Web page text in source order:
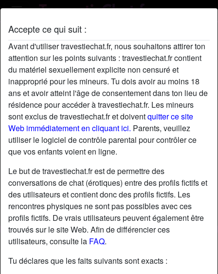
Accepte ce qui suit :
Avant d'utiliser travestiechat.fr, nous souhaitons attirer ton
attention sur les points suivants : travestiechat.fr contient
du matériel sexuellement explicite non censuré et
inapproprié pour les mineurs. Tu dois avoir au moins 18
ans et avoir atteint l'âge de consentement dans ton lieu de
résidence pour accéder à travestiechat.fr. Les mineurs
sont exclus de travestiechat.fr et doiventquitter ce site
Web immédiatement en cliquant ici. Parents, veuillez
utiliser le logiciel de contrôle parental pour contrôler ce
que vos enfants voient en ligne.
Le but de travestiechat.fr est de permettre des
conversations de chat (érotiques) entre des profils fictifs et
des utilisateurs et contient donc des profils fictifs. Les
rencontres physiques ne sont pas possibles avec ces
profils fictifs. De vrais utilisateurs peuvent également être
trouvés sur le site Web. Afin de différencier ces
utilisateurs, consulte la FAQ.
Tu déclares que les faits suivants sont exacts :
Profil de RachellePoullain
radio_button_checked
starAjouter chatDiscuter !